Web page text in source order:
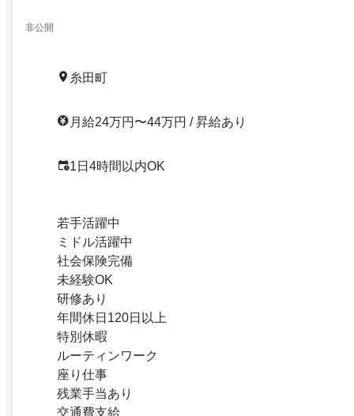
非公開
糸田町
月給24万円〜44万円 / 昇給あり
1日4時間以内OK
若手活躍中
ミドル活躍中
社会保険完備
未経験OK
研修あり
年間休日120日以上
特別休暇
ルーティンワーク
座り仕事
残業手当あり
交通費支給